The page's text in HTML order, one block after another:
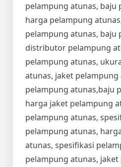
pelampung atunas, baju
harga pelampung
pelampung atunas, baju
distributor pelampung
pelampung atunas,
atunas, jaket
pelampung atunas,baju
harga jaket pelampung
pelampung atunas,
pelampung atunas,
atunas, spesifikasi
pelampung atunas,